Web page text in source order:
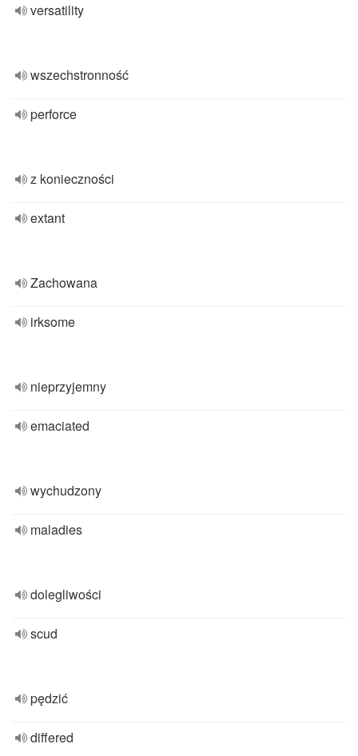
versatility
wszechstronność
perforce
z konieczności
extant
Zachowana
irksome
nieprzyjemny
emaciated
wychudzony
maladies
dolegliwości
scud
pędzić
differed